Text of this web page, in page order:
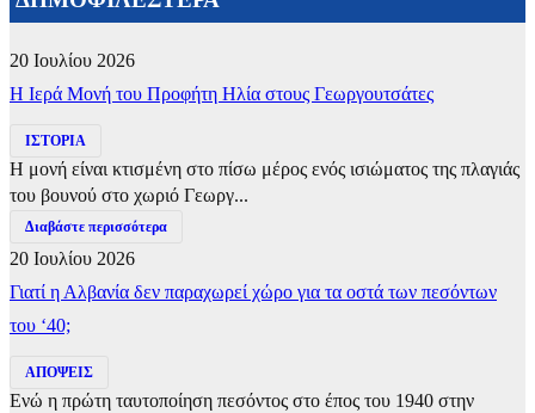
20 Ιουλίου 2026
​Η Ιερά Μονή του Προφήτη Ηλία στους Γεωργουτσάτες
ΙΣΤΟΡΙΑ
Η μονή είναι κτισμένη στο πίσω μέρος ενός ισιώματος της πλαγιάς
του βουνού στο χωριό Γεωργ...
Διαβάστε περισσότερα
20 Ιουλίου 2026
Γιατί η Αλβανία δεν παραχωρεί χώρο για τα οστά των πεσόντων
του ‘40;
ΑΠΟΨΕΙΣ
Ενώ η πρώτη ταυτοποίηση πεσόντος στο έπος του 1940 στην